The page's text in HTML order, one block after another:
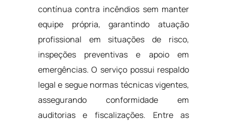
contínua contra incêndios sem manter
equipe própria, garantindo atuação
profissional em situações de risco,
inspeções preventivas e apoio em
emergências. O serviço possui respaldo
legal e segue normas técnicas vigentes,
assegurando conformidade em
auditorias e fiscalizações. Entre as